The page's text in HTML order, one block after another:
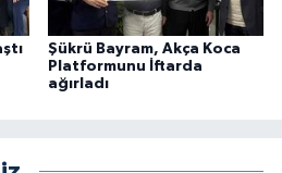
Şükrü Bayram, Akça Koca
Platformunu İftarda
ağırladı